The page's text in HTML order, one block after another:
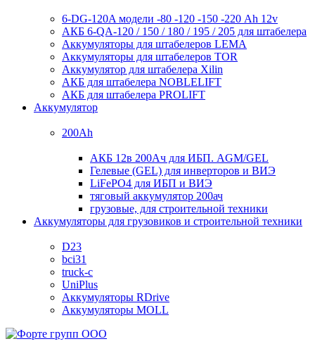
6-DG-120A модели -80 -120 -150 -220 Ah 12v
АКБ 6-QA-120 / 150 / 180 / 195 / 205 для штабелера
Аккумуляторы для штабелеров LEMA
Аккумуляторы для штабелеров TOR
Аккумулятор для штабелера Xilin
АКБ для штабелера NOBLELIFT
АКБ для штабелера PROLIFT
Аккумулятор
200Ah
АКБ 12в 200Ач для ИБП. AGM/GEL
Гелевые (GEL) для инверторов и ВИЭ
LiFePO4 для ИБП и ВИЭ
тяговый аккумулятор 200ач
грузовые, для строительной техники
Аккумуляторы для грузовиков и строительной техники
D23
bci31
truck-c
UniPlus
Аккумуляторы RDrive
Аккумуляторы MOLL